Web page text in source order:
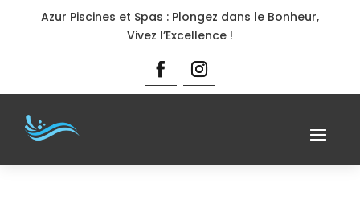
Azur Piscines et Spas : Plongez dans le Bonheur,
Vivez l’Excellence !